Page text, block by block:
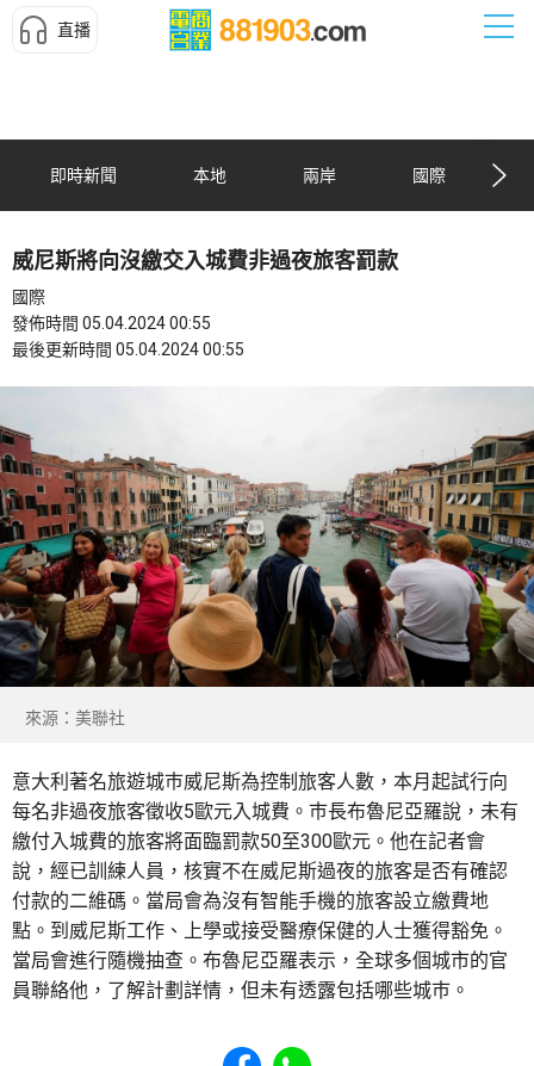
直播
即時新聞 本地 兩岸 國際
威尼斯將向沒繳交入城費非過夜旅客罰款
國際
發佈時間 05.04.2024 00:55
最後更新時間 05.04.2024 00:55
來源：美聯社
意大利著名旅遊城巿威尼斯為控制旅客人數，本月起試行向
每名非過夜旅客徵收5歐元入城費。巿長布魯尼亞羅說，未有
繳付入城費的旅客將面臨罰款50至300歐元。他在記者會
說，經已訓練人員，核實不在威尼斯過夜的旅客是否有確認
付款的二維碼。當局會為沒有智能手機的旅客設立繳費地
點。到威尼斯工作、上學或接受醫療保健的人士獲得豁免。
當局會進行隨機抽查。布魯尼亞羅表示，全球多個城市的官
員聯絡他，了解計劃詳情，但未有透露包括哪些城巿。
Share to Facebook
Share to WhatsApp